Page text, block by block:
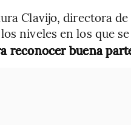
Clavijo, directora
niveles en los que
reconocer buena